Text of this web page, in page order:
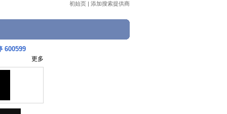
初始页 | 添加搜索提供商
600599
更多